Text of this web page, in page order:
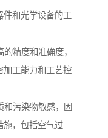
件和光学设备的工
精度和准确度，
加工能力和工艺控
和污染物敏感，因
施，包括空气过